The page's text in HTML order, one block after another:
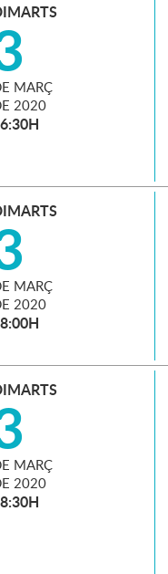
MARÇ
2020
MARÇ
2020
MARÇ
2020